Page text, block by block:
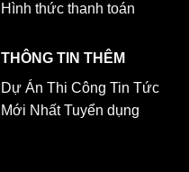
Hình thức thanh toán
THÔNG TIN THÊM
Dự Án Thi Công Tin Tức
Mới Nhất Tuyển dụng